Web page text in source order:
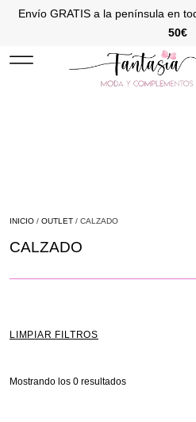
Envío GRATIS a la península en
50€
INICIO / OUTLET / CALZADO
CALZADO
LIMPIAR FILTROS
Mostrando los 0 resultados